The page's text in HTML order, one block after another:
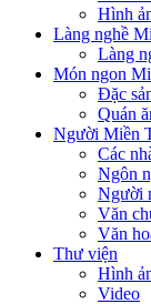
Hình
Làng nghề
Làng
Món ngon
Đặc
Quán
Người Miền
Các
Ngôn
Người
Văn
Văn
Thư viện
Hình
Video